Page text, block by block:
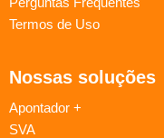
Termos de Uso
Nossas soluções
Apontador +
SVA